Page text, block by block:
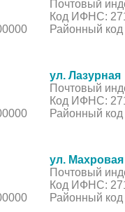
Почтовый
Код ИФНС:
Районный
ул. Лазурная
Почтовый
Код ИФНС:
Районный
ул. Махровая
Почтовый
Код ИФНС:
Районный